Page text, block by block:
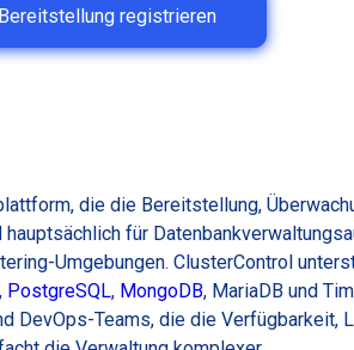
registrieren
die die Bereitstellung,
für
Umgebungen. ClusterControl
PostgreSQL, MongoDB, MariaDB und
DevOps-Teams, die die Verfügbarkeit,